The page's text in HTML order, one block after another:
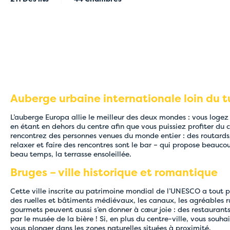
Auberge urbaine internationale loin du
L’auberge Europa allie le meilleur des deux mondes : vous
en étant en dehors du centre afin que vous puissiez profiter du
rencontrez des personnes venues du monde entier : des
relaxer et faire des rencontres sont le bar – qui propose
beau temps, la terrasse ensoleillée.
Bruges – ville historique et romantique
Cette ville inscrite au patrimoine mondial de l’UNESCO a tout
des ruelles et bâtiments médiévaux, les canaux, les agréables
gourmets peuvent aussi s’en donner à cœur joie : des
par le musée de la bière ! Si, en plus du centre-ville, vous
vous plonger dans les zones naturelles situées à proximité.